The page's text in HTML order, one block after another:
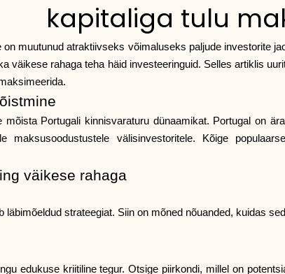
kapitaliga tulu
on muutunud atraktiivseks võimaluseks paljude investorite
väikese rahaga teha häid investeeringuid. Selles artiklis
mõista Portugali kinnisvaraturu dünaamikat. Portugal on
maksusoodustustele välisinvestoritele. Kõige
väikese rahaga
läbimõeldud strateegiat. Siin on mõned nõuanded, kuidas
edukuse kriitiline tegur. Otsige piirkondi, millel on